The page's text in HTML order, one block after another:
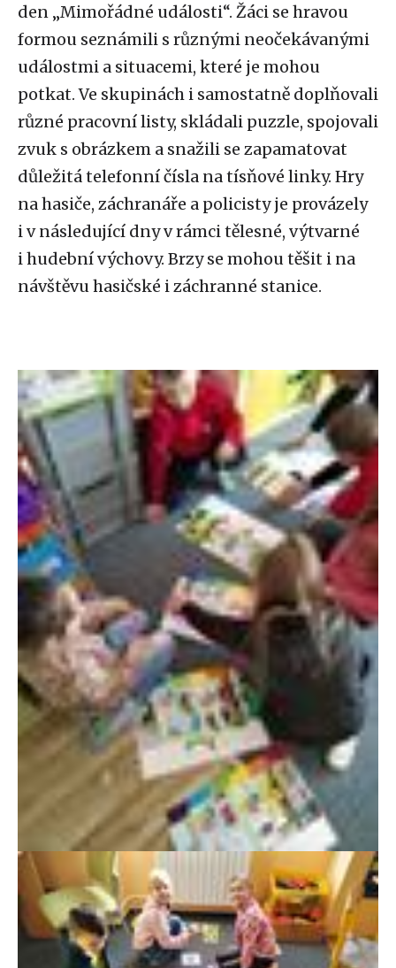
den „Mimořádné události“. Žáci se hravou
formou seznámili s různými neočekávanými
událostmi a situacemi, které je mohou
potkat. Ve skupinách i samostatně doplňovali
různé pracovní listy, skládali puzzle, spojovali
zvuk s obrázkem a snažili se zapamatovat
důležitá telefonní čísla na tísňové linky. Hry
na hasiče, záchranáře a policisty je provázely
i v následující dny v rámci tělesné, výtvarné
i hudební výchovy. Brzy se mohou těšit i na
návštěvu hasičské i záchranné stanice.